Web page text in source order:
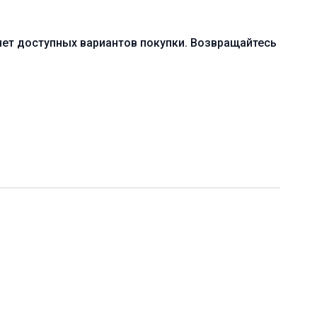
позы собаки мордой вниз
доступных вариантов покупки. Возвращайтесь